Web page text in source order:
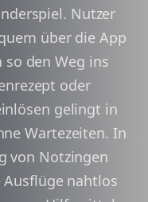
Nutzer
über die App
den Weg ins
oder
gelingt in
Wartezeiten. In
von Notzingen
nahtlos